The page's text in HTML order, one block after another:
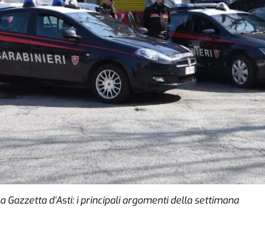
Gazzetta d’Asti: i principali argomenti della settimana